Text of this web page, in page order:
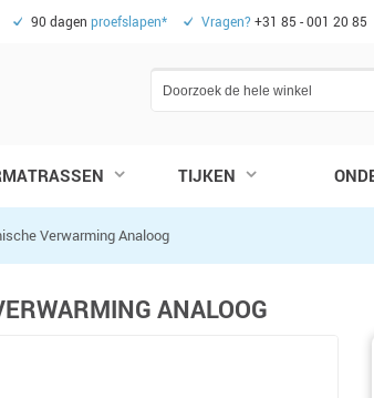
90 dagen proefslapen* Vragen?+31 85 - 001 20 85
TIJKEN
Verwarming Analoog
ANALOOG